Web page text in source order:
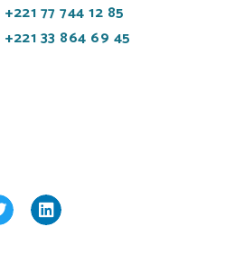
+221 77 744 12 85
+221 33 864 69 45